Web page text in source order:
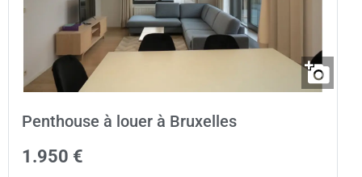
Penthouse à louer à Bruxelles
1.950 €